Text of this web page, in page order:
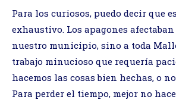
Para los curiosos, puedo decir que
exhaustivo. Los apagones
nuestro municipio, sino a toda
trabajo minucioso que requería
hacemos las cosas bien hechas, o
Para perder el tiempo, mejor no